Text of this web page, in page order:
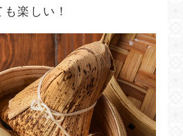
も楽しい！